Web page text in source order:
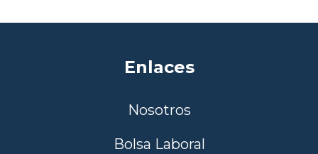
Enlaces
Nosotros
Bolsa Laboral